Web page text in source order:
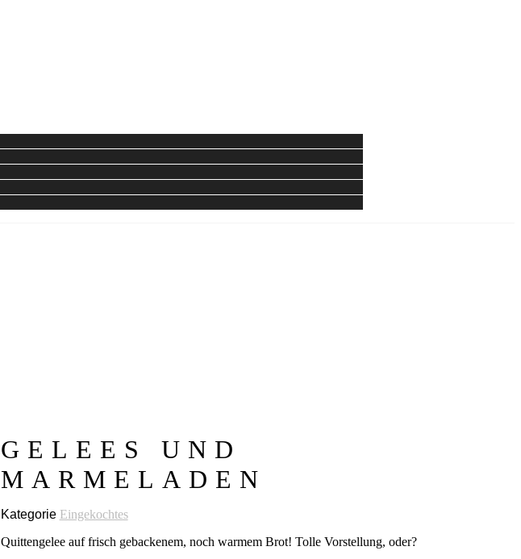
GELEES UND
MARMELADEN
Kategorie Eingekochtes
Quittengelee auf frisch gebackenem, noch warmem Brot! Tolle Vorstellung, oder?